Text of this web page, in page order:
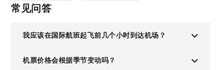
常见问答
我应该在国际航班起飞前几个小时到达机场？
机票价格会根据季节变动吗？